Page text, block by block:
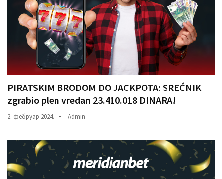
PIRATSKIM BRODOM DO JACKPOTA: SREĆNIK
zgrabio plen vredan 23.410.018 DINARA!
2. фебруар 2024. Admin